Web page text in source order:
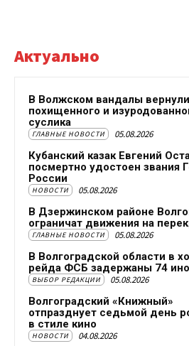
Актуально
В Волжском вандалы вернули
похищенного и
суслика
ГЛАВНЫЕ НОВОСТИ 05.08.2026
Кубанский казак Евгений
посмертно удостоен звания
России
НОВОСТИ 05.08.2026
В Дзержинском районе
ограничат движения на
ГЛАВНЫЕ НОВОСТИ 05.08.2026
В Волгоградской области в
рейда ФСБ задержаны 74
ВЫБОР РЕДАКЦИИ 05.08.2026
Волгоградский «Книжный»
отпразднует седьмой день
в стиле кино
НОВОСТИ 04.08.2026